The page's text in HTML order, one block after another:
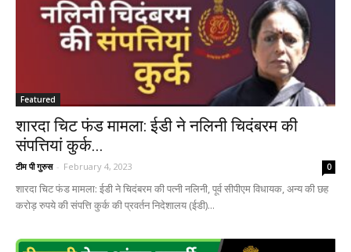
Featured
शारदा चिट फंड मामला: ईडी ने नलिनी चिदंबरम की
संपत्तियां कुर्क...
टीम पी गुरुस - February 4, 2023 0
शारदा चिट फंड मामला: ईडी ने चिदंबरम की पत्नी नलिनी, पूर्व सीपीएम विधायक, अन्य की छह
करोड़ रुपये की संपत्ति कुर्क की प्रवर्तन निदेशालय (ईडी)...